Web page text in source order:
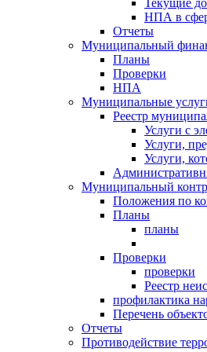
Текущие
НПА в
Отчеты
Муниципальный
Планы
Проверки
НПА
Муниципальные
Реестр
Услуги с
Услуги,
Услуги,
Муниципальный
Положения по
Планы
планы
Проверки
проверки
Реестр
профилактика
Перечень
Отчеты
Противодействие